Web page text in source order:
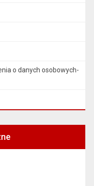
o danych osobowych-